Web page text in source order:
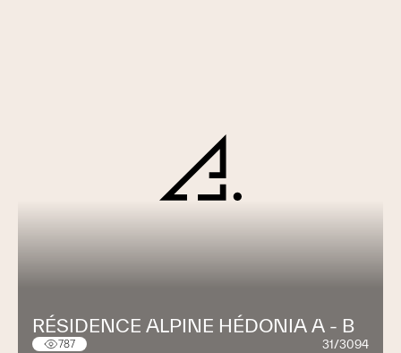
RÉSIDENCE ALPINE HÉDONIA A - B
787 31/3094